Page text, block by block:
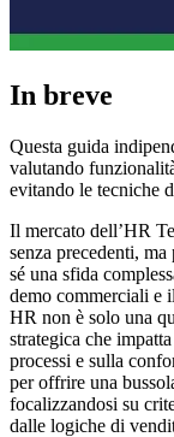
In breve
Questa guida
valutando
evitando le tecniche
Il mercato dell’HR
senza precedenti,
sé una sfida
demo commerciali e
HR non è solo una
strategica che
processi e sulla
per offrire una
focalizzandosi su
dalle logiche di